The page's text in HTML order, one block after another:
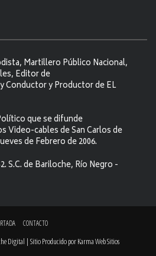
Martillero Público Nacional,
Editor de
Conductor y Productor de EL
que se difunde
Video-cables de San Carlos de
de Febrero de 2006.
S.C. de Bariloche, Río Negro -
CONTACTO
Digital | Sitio Producido porKarma Web Sitios